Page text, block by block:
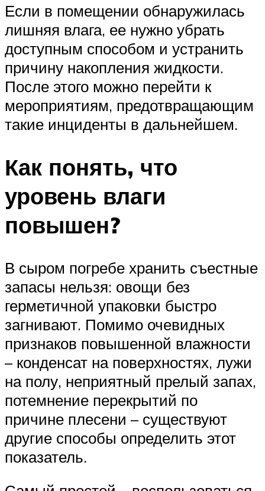
Если в помещении обнаружилась
лишняя влага, ее нужно убрать
доступным способом и устранить
причину накопления жидкости.
После этого можно перейти к
мероприятиям, предотвращающим
такие инциденты в дальнейшем.
Как понять, что
уровень влаги
повышен?
В сыром погребе хранить съестные
запасы нельзя: овощи без
герметичной упаковки быстро
загнивают. Помимо очевидных
признаков повышенной влажности
– конденсат на поверхностях, лужи
на полу, неприятный прелый запах,
потемнение перекрытий по
причине плесени – существуют
другие способы определить этот
показатель.